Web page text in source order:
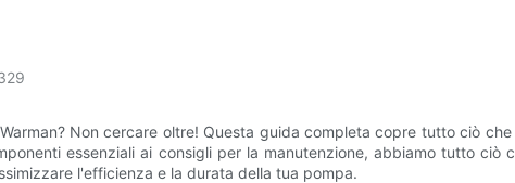
Non cercare oltre! Questa guida completa copre tutto ciò
essenziali ai consigli per la manutenzione, abbiamo tutto ciò
l'efficienza e la durata della tua pompa.